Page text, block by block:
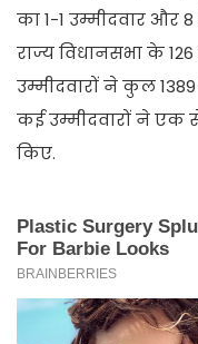
का 1-1 उम्मीदवार और
राज्य विधानसभा के
उम्मीदवारों ने कुल
कई उम्मीदवारों ने एक
किए.